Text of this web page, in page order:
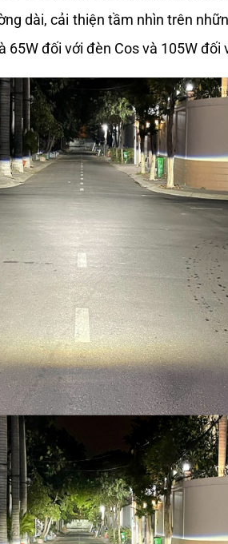
dài, cải thiện tầm nhìn trên
đối với đèn Cos và 105W đối